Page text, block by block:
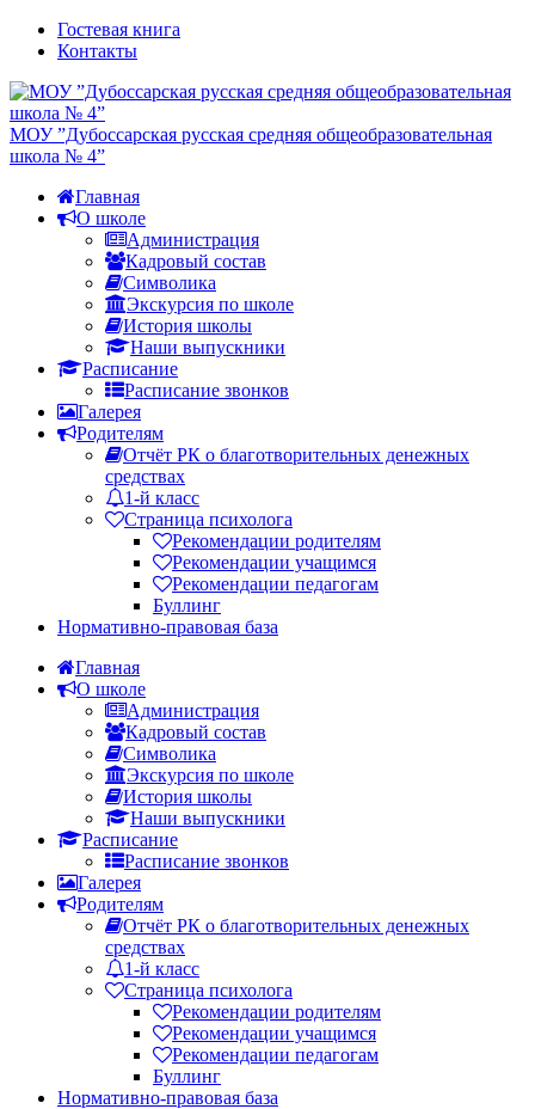
Гостевая книга
Контакты
МОУ ”Дубоссарская русская средняя общеобразовательная
школа № 4”
Главная
О школе
Администрация
Кадровый состав
Символика
Экскурсия по школе
История школы
Наши выпускники
Расписание
Расписание звонков
Галерея
Родителям
Отчёт РК о благотворительных денежных
средствах
1-й класс
Страница психолога
Рекомендации родителям
Рекомендации учащимся
Рекомендации педагогам
Буллинг
Нормативно-правовая база
Главная
О школе
Администрация
Кадровый состав
Символика
Экскурсия по школе
История школы
Наши выпускники
Расписание
Расписание звонков
Галерея
Родителям
Отчёт РК о благотворительных денежных
средствах
1-й класс
Страница психолога
Рекомендации родителям
Рекомендации учащимся
Рекомендации педагогам
Буллинг
Нормативно-правовая база